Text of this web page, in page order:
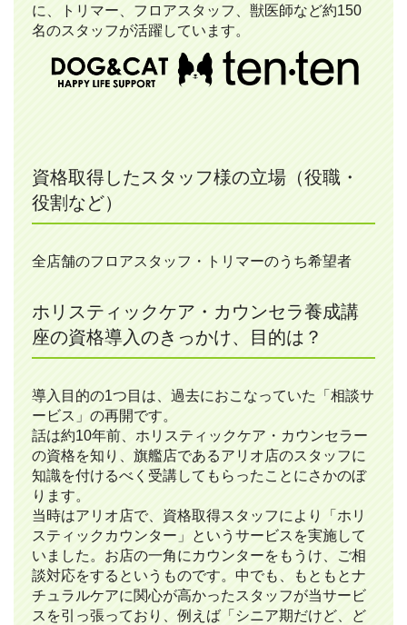
に、トリマー、フロアスタッフ、獣医師など約150
名のスタッフが活躍しています。
資格取得したスタッフ様の立場（役職・
役割など）
全店舗のフロアスタッフ・トリマーのうち希望者
ホリスティックケア・カウンセラ養成講
座の資格導入のきっかけ、目的は？
導入目的の1つ目は、過去におこなっていた「相談サ
ービス」の再開です。
話は約10年前、ホリスティックケア・カウンセラー
の資格を知り、旗艦店であるアリオ店のスタッフに
知識を付けるべく受講してもらったことにさかのぼ
ります。
当時はアリオ店で、資格取得スタッフにより「ホリ
スティックカウンター」というサービスを実施して
いました。お店の一角にカウンターをもうけ、ご相
談対応をするというものです。中でも、もともとナ
チュラルケアに関心が高かったスタッフが当サービ
スを引っ張っており、例えば「シニア期だけど、ど